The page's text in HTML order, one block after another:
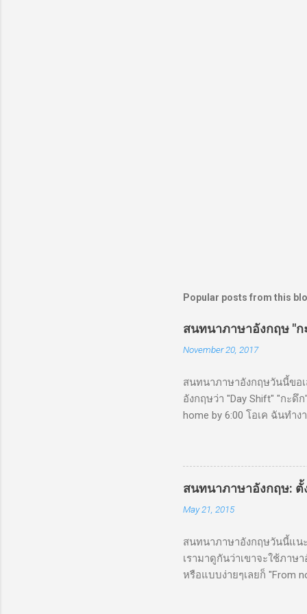
Popular posts from this
สนทนาภาษาอังกฤษ "ก
November 20, 2017
สนทนาภาษาอังกฤษวันนี้ขอเ
อังกฤษว่า "Day Shift" "กะดึ
home by 6:00 โอเค ฉันทำ
สนทนาภาษาอังกฤษ:
May 21, 2015
สนทนาภาษาอังกฤษวันนี้แน
เรามาดูกันว่าเขาจะใช้ภา
หรือแบบง่ายๆเลยก็ "From